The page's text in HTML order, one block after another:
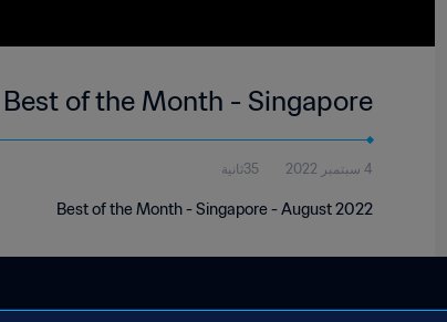
Best of the Month - Singapore
4 سبتمبر 2022 35ثانية
Best of the Month - Singapore - August 2022